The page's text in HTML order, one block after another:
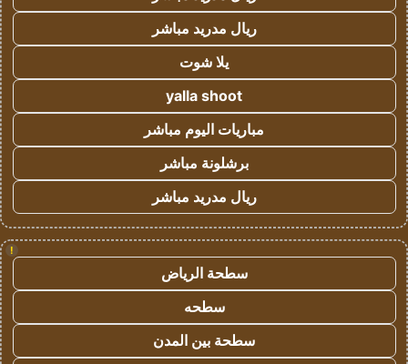
ريال مدريد مباشر
يلا شوت
yalla shoot
مباريات اليوم مباشر
برشلونة مباشر
ريال مدريد مباشر
!
سطحة الرياض
سطحه
سطحة بين المدن